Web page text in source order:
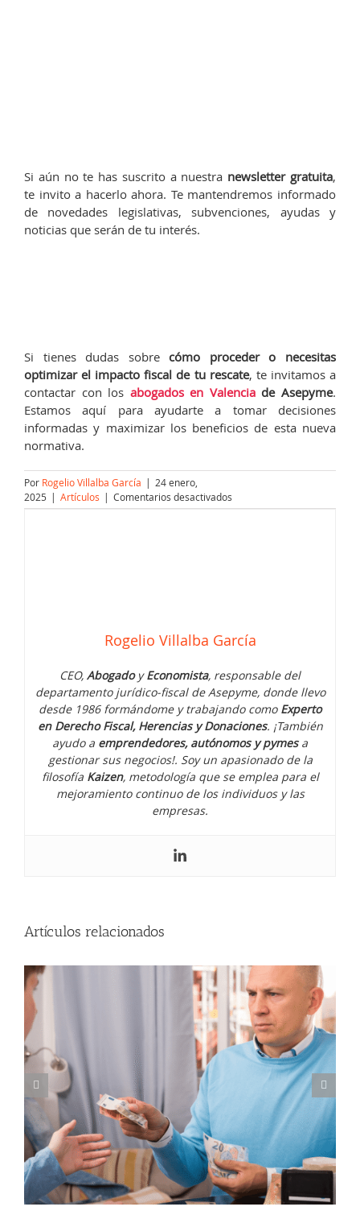
Si aún no te has suscrito a nuestra newsletter gratuita,
te invito a hacerlo ahora. Te mantendremos informado
de novedades legislativas, subvenciones, ayudas y
noticias que serán de tu interés.
Si tienes dudas sobrecómo proceder o necesitas
optimizar el impacto fiscal de tu rescate, te invitamos a
contactar con los abogados en Valenciade Asepyme.
Estamos aquí para ayudarte a tomar decisiones
informadas y maximizar los beneficios de esta nueva
normativa.
Por Rogelio Villalba García | 24 enero,
2025 | Artículos | Comentarios desactivados
Desde
se
rescatar
los
planes
de
pensiones
anteriores
a
sin
justificación
Rogelio Villalba García
CEO, AbogadoyEconomista, responsable del
departamento jurídico-fiscal de Asepyme, donde llevo
desde 1986 formándome y trabajando como Experto
en Derecho Fiscal, Herencias y Donaciones. ¡También
ayudo a emprendedores, autónomos y pymesa
gestionar sus negocios!. Soy un apasionado de la
filosofía Kaizen, metodología que se emplea para el
mejoramiento continuo de los individuos y las
empresas.
Artículos relacionados
Si tus padres te dieron dinero para
comprar una vivienda